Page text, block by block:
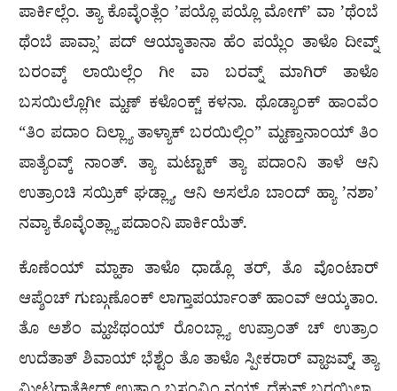
ಪಾರ್ಕಿಲ್ಲೆಂ. ತ್ಯಾ ಕೊವ್ಳೆಂತ್ಲೆಂ ’ಪಯ್ಲೊ ಪಯ್ಲೊ ಮೋಗ್’ ವಾ ’ಥೆಂಬೆ
ಥೆಂಬೆ ಪಾವ್ಸಾ’ ಪದ್ ಆಯ್ಕಾತಾನಾ ಹೆಂ ಪಯ್ಲೆಂ ತಾಳೊ ದೀವ್ನ್
ಬರಂವ್ಕ್ ಲಾಯಿಲ್ಲೆಂ ಗೀ ವಾ ಬರವ್ನ್ ಮಾಗಿರ್ ತಾಳೊ
ಬಸಯಿಲ್ಲೊಗೀ ಮ್ಹಣ್ ಕಳೊಂಕ್ಚ್ ಕಳನಾ. ಥೊಡ್ಯಾಂಕ್ ಹಾಂವೆಂ
“ತಿಂ ಪದಾಂ ದಿಲ್ಲ್ಯಾ ತಾಳ್ಯಾಕ್ ಬರಯಿಲ್ಲಿಂ” ಮ್ಹಣ್ತಾನಾಂಯ್ ತಿಂ
ಪಾತ್ಯೆಂವ್ಕ್ ನಾಂತ್. ತ್ಯಾ ಮಟ್ಟಾಕ್ ತ್ಯಾ ಪದಾಂನಿ ತಾಳೆ ಆನಿ
ಉತ್ರಾಂಚಿ ಸಯ್ರಿಕ್ ಘಡ್ಲ್ಯಾ. ಆನಿ ಅಸಲೊ ಬಾಂದ್ ಹ್ಯಾ ’ನಶಾ’
ನವ್ಯಾ ಕೊವ್ಳೆಂತ್ಲ್ಯಾ ಪದಾಂನಿ ಪಾರ್ಕಿಯೆತ್.
ಕೊಣೆಂಯ್ ಮ್ಹಾಕಾ ತಾಳೊ ಧಾಡ್ಲೊ ತರ್, ತೊ ವೊಂಟಾರ್
ಆಪ್ಶೆಂಚ್ ಗುಣ್ಗುಣೊಂಕ್ ಲಾಗ್ತಾಪರ್ಯಾಂತ್ ಹಾಂವ್ ಆಯ್ಕತಾಂ.
ತೊ ಅಶೆಂ ಮ್ಹಜೆಥಂಯ್ ರೊಂಬ್ಲ್ಯಾ ಉಪ್ರಾಂತ್ ಚ್ ಉತ್ರಾಂ
ಉದೆತಾತ್ ಶಿವಾಯ್ ಭೆಶ್ಟೆಂ ತೊ ತಾಳೊ ಸ್ಪೀಕರಾರ್ ವ್ಹಾಜವ್ನ್, ತ್ಯಾ